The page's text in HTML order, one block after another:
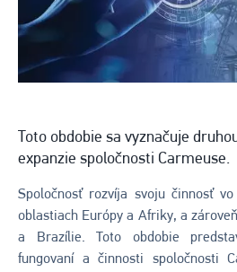
Toto obdobie sa vyznačuje
expanzie spoločnosti Carmeuse.
Spoločnosť rozvíja svoju činnosť
oblastiach Európy a Afriky, a
a Brazílie. Toto obdobie
fungovaní a činnosti spoločnosti